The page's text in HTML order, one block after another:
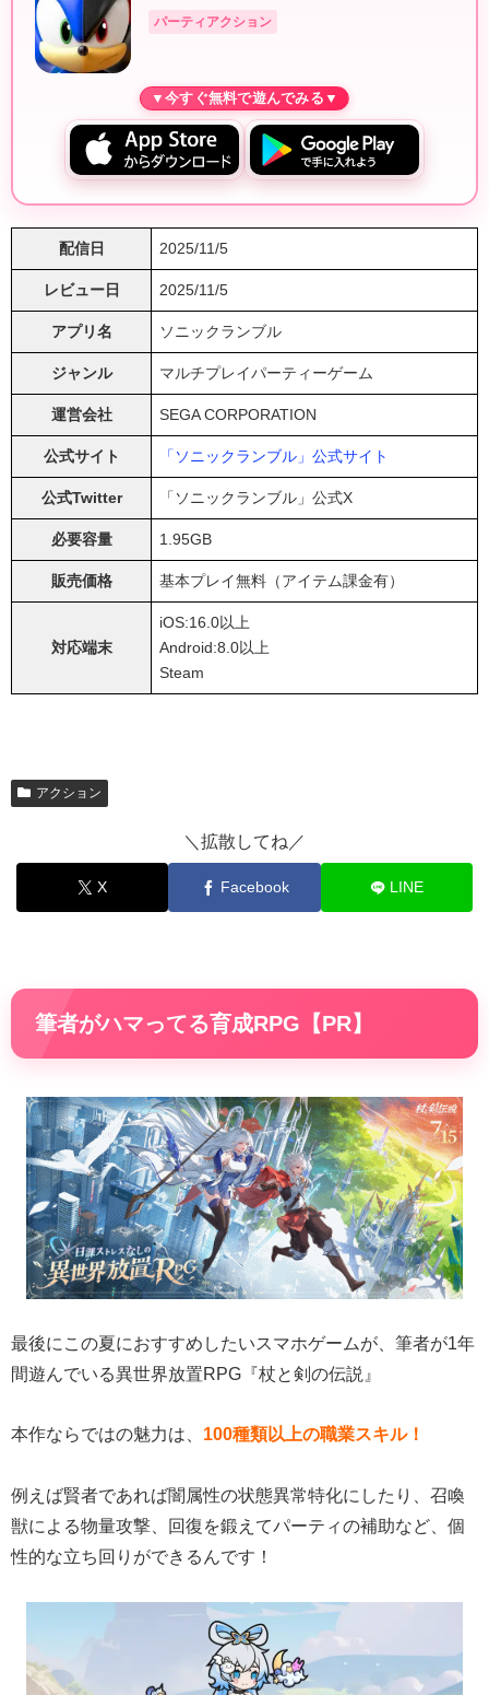
パーティアクション
配信日 2025/11/5
レビュー日 2025/11/5
アプリ名 ソニックランブル
ジャンル マルチプレイパーティーゲーム
運営会社 SEGA CORPORATION
公式サイト 「ソニックランブル」公式サイト
公式Twitter 「ソニックランブル」公式X
必要容量 1.95GB
販売価格 基本プレイ無料（アイテム課金有）
対応端末
iOS:16.0以上
Android:8.0以上
Steam
アクション
＼拡散してね／
X Facebook LINE
筆者がハマってる育成RPG【PR】
最後にこの夏におすすめしたいスマホゲームが、筆者が1年
間遊んでいる異世界放置RPG『杖と剣の伝説』
本作ならではの魅力は、 100種類以上の職業スキル！
例えば賢者であれば闇属性の状態異常特化にしたり、召喚
獣による物量攻撃、回復を鍛えてパーティの補助など、個
性的な立ち回りができるんです！